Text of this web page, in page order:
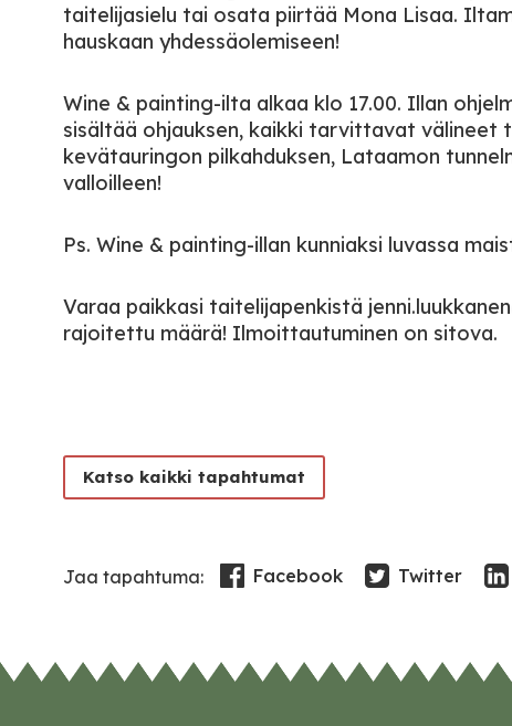
taitelijasielu tai osata piirtää Mona Lisaa.
hauskaan yhdessäolemiseen!
Wine & painting-ilta alkaa klo 17.00. Illan
sisältää ohjauksen, kaikki tarvittavat välineet
kevätauringon pilkahduksen, Lataamon
valloilleen!
Ps. Wine & painting-illan kunniaksi luvassa
Varaa paikkasi taitelijapenkistä
rajoitettu määrä! Ilmoittautuminen on sitova.
Katso kaikki tapahtumat
Jaa tapahtuma: Facebook Twitter